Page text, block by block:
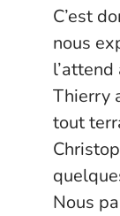
C’est
nous
l’attend
Thierry
tout
Nous